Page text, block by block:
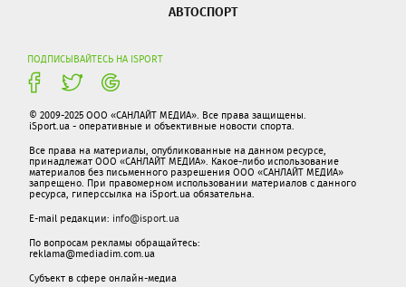
АВТОСПОРТ
ПОДПИСЫВАЙТЕСЬ НА ISPORT
© 2009-2025 ООО «САНЛАЙТ МЕДИА». Все права защищены.
iSport.ua - оперативные и объективные новости спорта.
Все права на материалы, опубликованные на данном ресурсе,
принадлежат ООО «САНЛАЙТ МЕДИА». Какое-либо использование
материалов без письменного разрешения ООО «САНЛАЙТ МЕДИА»
запрещено. При правомерном использовании материалов с данного
ресурса, гиперссылка на iSport.ua обязательна.
E-mail редакции: info@isport.ua
По вопросам рекламы обращайтесь:
reklama@mediadim.com.ua
Субъект в сфере онлайн-медиа